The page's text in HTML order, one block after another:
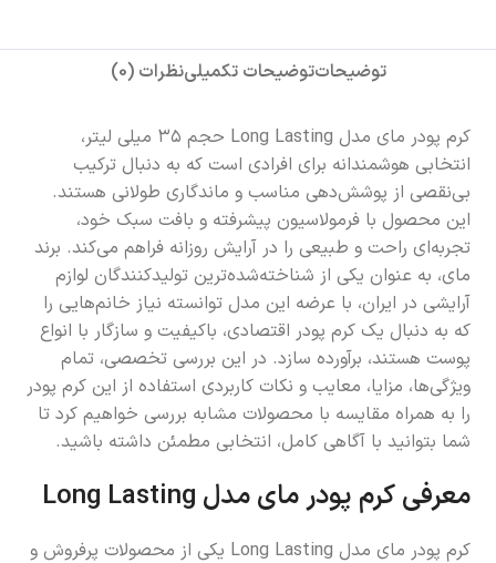
توضیحاتتوضیحات تکمیلینظرات (0)
کرم پودر مای مدل Long Lasting حجم ۳۵ میلی لیتر،
انتخابی هوشمندانه برای افرادی است که به دنبال ترکیب
بی‌نقصی از پوشش‌دهی مناسب و ماندگاری طولانی هستند.
این محصول با فرمولاسیون پیشرفته و بافت سبک خود،
تجربه‌ای راحت و طبیعی را در آرایش روزانه فراهم می‌کند. برند
مای، به عنوان یکی از شناخته‌شده‌ترین تولیدکنندگان لوازم
آرایشی در ایران، با عرضه این مدل توانسته نیاز خانم‌هایی را
که به دنبال یک کرم پودر اقتصادی، باکیفیت و سازگار با انواع
پوست هستند، برآورده سازد. در این بررسی تخصصی، تمام
ویژگی‌ها، مزایا، معایب و نکات کاربردی استفاده از این کرم پودر
را به همراه مقایسه با محصولات مشابه بررسی خواهیم کرد تا
شما بتوانید با آگاهی کامل، انتخابی مطمئن داشته باشید.
معرفی کرم پودر مای مدل Long Lasting
کرم پودر مای مدل Long Lasting یکی از محصولات پرفروش و